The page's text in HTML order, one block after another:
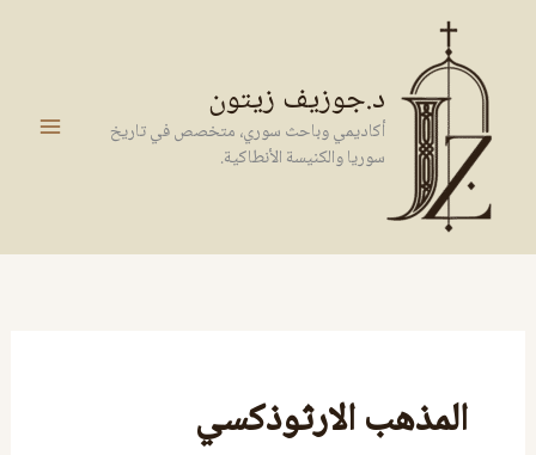
المحتوى
د.جوزيف زيتون
أكاديمي وباحث سوري، متخصص في تاريخ
سوريا والكنيسة الأنطاكية.
المذهب الارثوذكسي